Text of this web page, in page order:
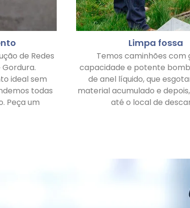
de Redes
Gordura.
ideal sem
todas
Peça um
Limpa fossa
Temos caminhões com
capacidade e potente
de anel líquido, que
material acumulado e
até o local de